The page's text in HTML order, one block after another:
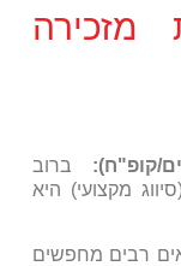
מזכירה
קופ"ח): ברוב
מקצועי) היא
רבים מחפשים